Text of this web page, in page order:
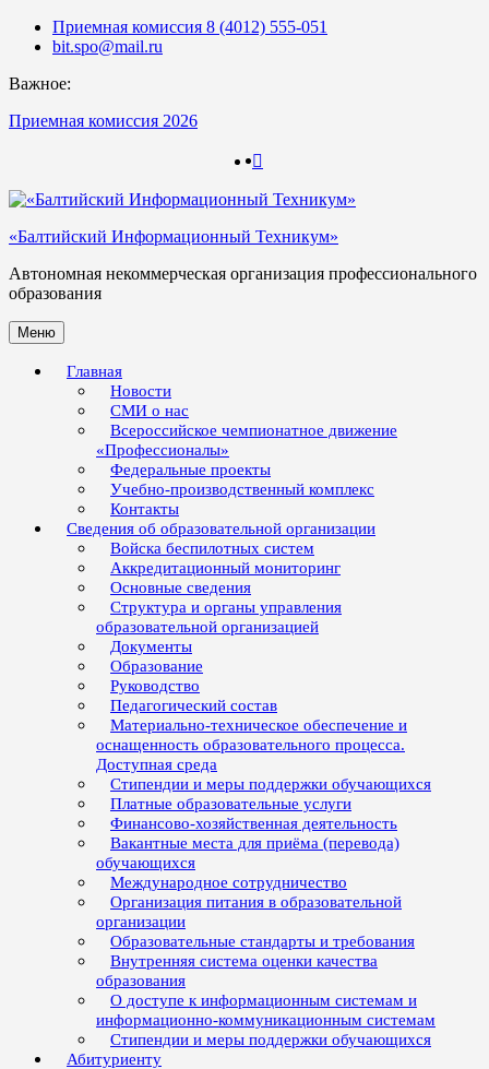
Skip
Приемная комиссия 8 (4012) 555-051
bit.spo@mail.ru
Важное:
Приемная комиссия 2026
«Балтийский Информационный Техникум»
Автономная некоммерческая организация профессионального
образования
Меню
Главная
Новости
СМИ о нас
Всероссийское чемпионатное движение
«Профессионалы»
Федеральные проекты
Учебно-производственный комплекс
Контакты
Сведения об образовательной организации
Войска беспилотных систем
Аккредитационный мониторинг
Основные сведения
Структура и органы управления
образовательной организацией
Документы
Образование
Руководство
Педагогический состав
Материально-техническое обеспечение и
оснащенность образовательного процесса.
Доступная среда
Стипендии и меры поддержки обучающихся
Платные образовательные услуги
Финансово-хозяйственная деятельность
Вакантные места для приёма (перевода)
обучающихся
Международное сотрудничество
Организация питания в образовательной
организации
Образовательные стандарты и требования
Внутренняя система оценки качества
образования
О доступе к информационным системам и
информационно-коммуникационным системам
Стипендии и меры поддержки обучающихся
Абитуриенту